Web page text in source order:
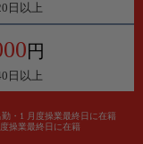
日以上
円
日以上
・1 月度操業最終日に在籍
操業最終日に在籍